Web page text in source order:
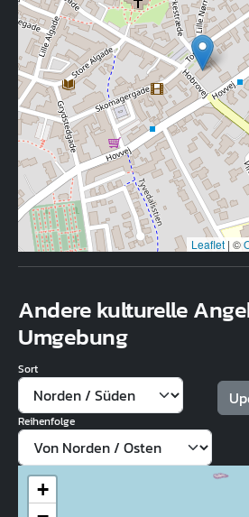
Leaflet | ©
Andere kulturelle
Umgebung
Sort
Reihenfolge
+